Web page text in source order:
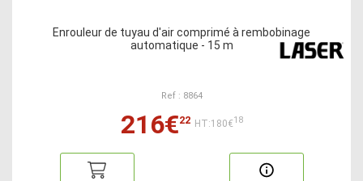
Enrouleur de tuyau d'air comprimé à rembobinage
automatique - 15 m
Ref : 8864
216€22 HT:180€18